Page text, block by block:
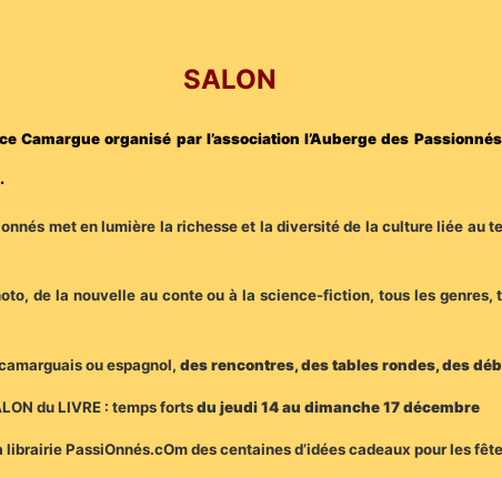
SALON
Camargue organisé par l’association l’Auberge des
met en lumière la richesse et la diversité de la culture liée
de la nouvelle au conte ou à la science-fiction, tous les
ou espagnol, des rencontres, des tables rondes, des
du LIVRE : temps fortsdu jeudi 14 au dimanche 17 décembre
PassiOnnés.cOm des centaines d’idées cadeaux pour les